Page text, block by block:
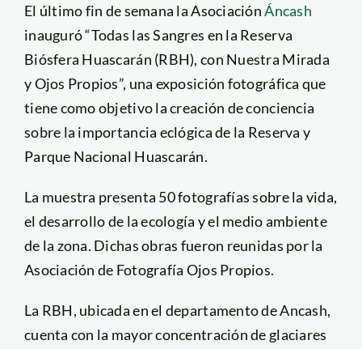
El último fin de semana la AsociaciónÁncash
inauguró “Todas las Sangres en la Reserva
Biósfera Huascarán (RBH), con Nuestra Mirada
y Ojos Propios”, una exposición fotográfica que
tiene como objetivo la creación de conciencia
sobre la importancia eclógica de la Reserva y
Parque Nacional Huascarán.
La muestra presenta 50 fotografías sobre la vida,
el desarrollo de la ecología y el medio ambiente
de la zona. Dichas obras fueron reunidas por la
Asociación de Fotografía Ojos Propios.
La RBH, ubicada en el departamento de Ancash,
cuenta con la mayor concentración de glaciares